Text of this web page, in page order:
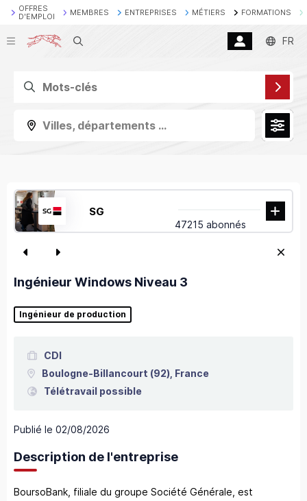
OFFRES
D'EMPLOI
MEMBRES ENTREPRISES MÉTIERS FORMATIONS
Recherche FR
Villes, départements ...
SG
47215 abonnés
Ingénieur Windows Niveau 3
Ingénieur de production
CDI
Boulogne-Billancourt (92), France
Télétravail possible
Publié le 02/08/2026
Description de l'entreprise
BoursoBank, filiale du groupe Société Générale, est